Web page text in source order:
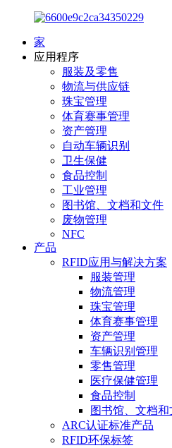
家
应用程序
服装及零售
物流与供应链
珠宝管理
体育赛事管理
资产管理
自动车辆识别
卫生保健
食品控制
工业管理
图书馆、文档和文件
废物管理
NFC
产品
RFID应用与解决方案
服装管理
物流管理
珠宝管理
体育赛事管理
资产管理
车辆识别管理
零售管理
医疗保健管理
食品控制
图书馆、文档和
ARC认证标准产品
RFID环保标签